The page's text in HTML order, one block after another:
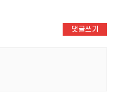
댓글쓰기